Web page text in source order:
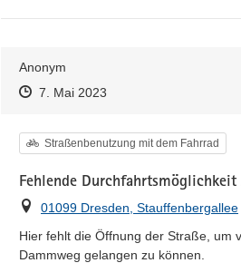
Anonym
Zeitpunkt des Erstellens
Zeitpunkt des Erstellens
7. Mai 2023Zur Äußerung
Kategorie
Straßenbenutzung mit dem Fahrrad
Fehlende Durchfahrtsmöglichkeit
Ort
01099 Dresden, Stauffenbergallee
Hier fehlt die Öffnung der Straße, um
Dammweg gelangen zu können.